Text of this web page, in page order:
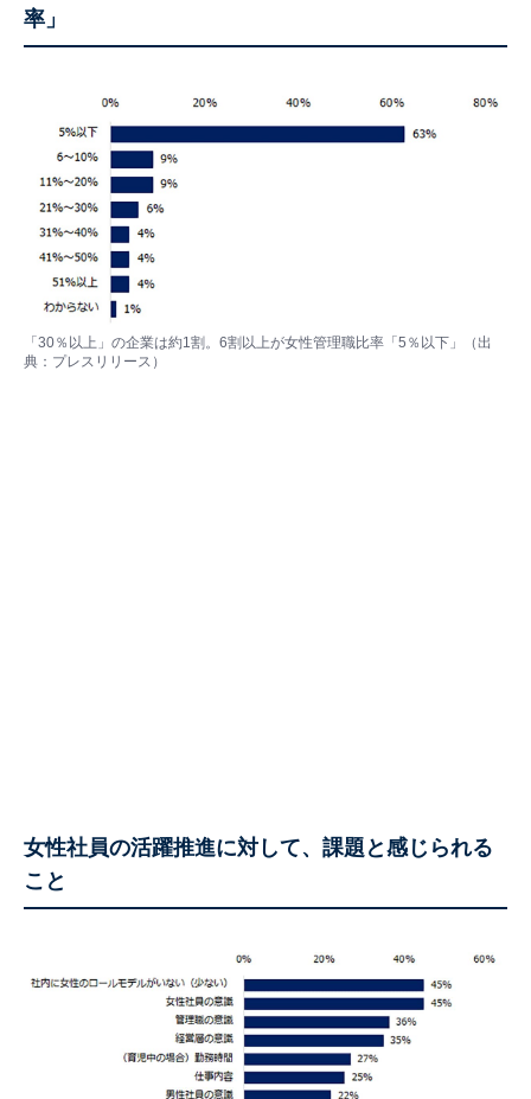
率」
「30％以上」の企業は約1割。6割以上が女性管理職比率「5％以下」（出
典： プレスリリース ）
女性社員の活躍推進に対して、課題と感じられる
こと